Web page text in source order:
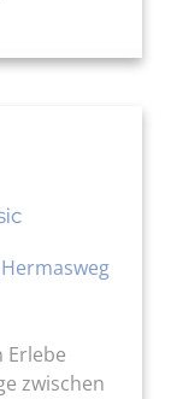
Erlebe
zwischen